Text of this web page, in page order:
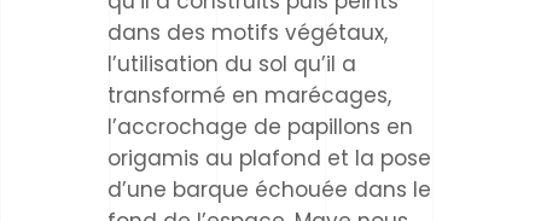
dans des motifs végétaux,
l’utilisation du sol qu’il a
transformé en marécages,
l’accrochage de papillons en
origamis au plafond et la pose
d’une barque échouée dans le